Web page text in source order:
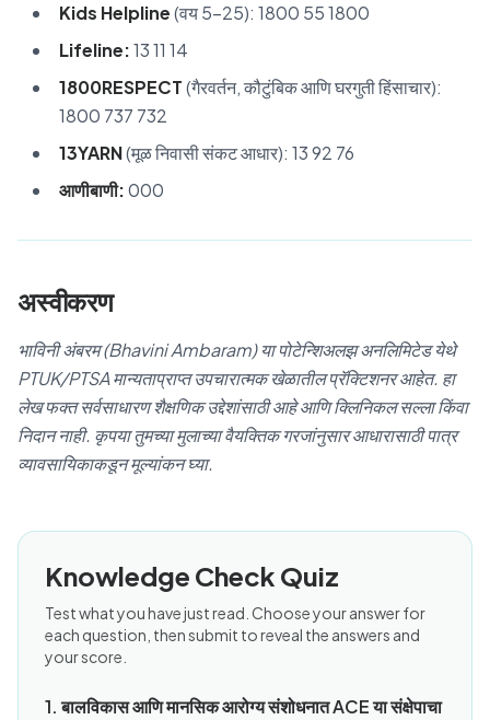
Kids Helpline(वय 5–25): 1800 55 1800
Lifeline:13 11 14
1800RESPECT(गैरवर्तन, कौटुंबिक आणि घरगुती हिंसाचार):
1800 737 732
13YARN(मूळ निवासी संकट आधार): 13 92 76
आणीबाणी:000
अस्वीकरण
भाविनी अंबरम (Bhavini Ambaram) या पोटेन्शिअलझ अनलिमिटेड येथे
PTUK/PTSA मान्यताप्राप्त उपचारात्मक खेळातील प्रॅक्टिशनर आहेत. हा
लेख फक्त सर्वसाधारण शैक्षणिक उद्देशांसाठी आहे आणि क्लिनिकल सल्ला किंवा
निदान नाही. कृपया तुमच्या मुलाच्या वैयक्तिक गरजांनुसार आधारासाठी पात्र
व्यावसायिकाकडून मूल्यांकन घ्या.
Knowledge Check Quiz
Test what you have just read. Choose your answer for
each question, then submit to reveal the answers and
your score.
1. बालविकास आणि मानसिक आरोग्य संशोधनात ACE या संक्षेपाचा